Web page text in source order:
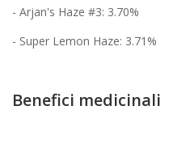
- Arjan's Haze #3: 3.70%
- Super Lemon Haze: 3.71%
Benefici medicinali